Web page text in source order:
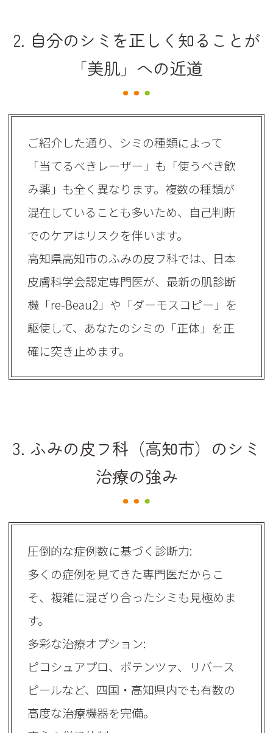
2. 自分のシミを正しく知ることが
「美肌」への近道
ご紹介した通り、シミの種類によって
「当てるべきレーザー」も「使うべき飲
み薬」も全く異なります。複数の種類が
混在していることも多いため、自己判断
でのケアはリスクを伴います。
高知県高知市のふみの皮フ科では、日本
皮膚科学会認定専門医が、最新の肌診断
機「re-Beau2」や「ダーモスコピー」を
駆使して、あなたのシミの「正体」を正
確に突き止めます。
3. ふみの皮フ科（高知市）のシミ
治療の強み
圧倒的な症例数に基づく診断力:
多くの症例を見てきた専門医だからこ
そ、複雑に混ざり合ったシミも見極めま
す。
多彩な治療オプション:
ピコシュアプロ、ポテンツァ、リバース
ピールなど、四国・高知県内でも有数の
高度な治療機器を完備。